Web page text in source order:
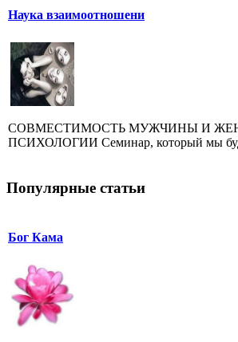
Наука взаимоотношени
СОВМЕСТИМОСТЬ МУЖЧИНЫ И
ПСИХОЛОГИИ Семинар, который мы
Популярные статьи
Бог Кама